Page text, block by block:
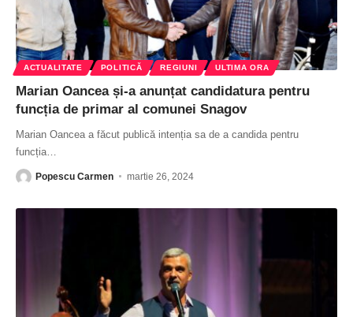
ACTUALITATE POLITICĂ REGIUNI ULTIMA ORA
Marian Oancea și-a anunțat candidatura pentru
funcția de primar al comunei Snagov
Marian Oancea a făcut publică intenția sa de a candida pentru
funcția
Popescu Carmen martie 26, 2024